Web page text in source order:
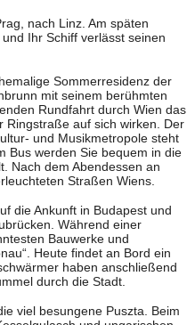
nach Linz. Am späten
Ihr Schiff verlässt seinen
Sommerresidenz der
mit seinem berühmten
Rundfahrt durch Wien das
Ringstraße auf sich wirken. Der
und Musikmetropole steht
Bus werden Sie bequem in die
Nach dem Abendessen an
Straßen Wiens.
die Ankunft in Budapest und
Während einer
Bauwerke und
Heute findet an Bord ein
haben anschließend
durch die Stadt.
viel besungene Puszta. Beim